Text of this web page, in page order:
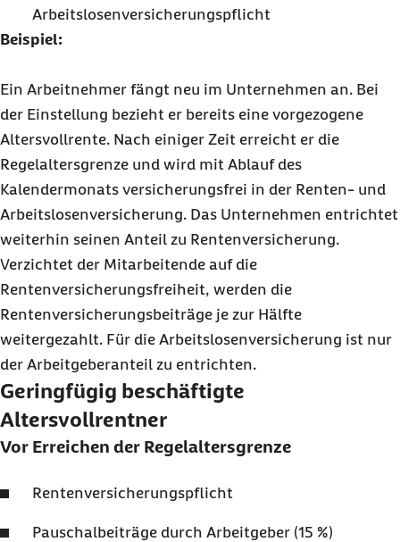
Arbeitslosenversicherungspflicht
Beispiel:
Ein Arbeitnehmer fängt neu im Unternehmen an. Bei
der Einstellung bezieht er bereits eine vorgezogene
Altersvollrente. Nach einiger Zeit erreicht er die
Regelaltersgrenze und wird mit Ablauf des
Kalendermonats versicherungsfrei in der Renten- und
Arbeitslosenversicherung. Das Unternehmen entrichtet
weiterhin seinen Anteil zu Rentenversicherung.
Verzichtet der Mitarbeitende auf die
Rentenversicherungsfreiheit, werden die
Rentenversicherungsbeiträge je zur Hälfte
weitergezahlt. Für die Arbeitslosenversicherung ist nur
der Arbeitgeberanteil zu entrichten.
Geringfügig beschäftigte
Altersvollrentner
Vor Erreichen der Regelaltersgrenze
Rentenversicherungspflicht
Pauschalbeiträge durch Arbeitgeber (15 %)